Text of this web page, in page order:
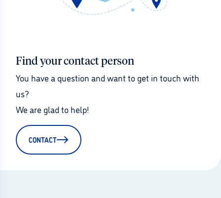
Find your contact person
You have a question and want to get in touch with
us?
We are glad to help!
CONTACT